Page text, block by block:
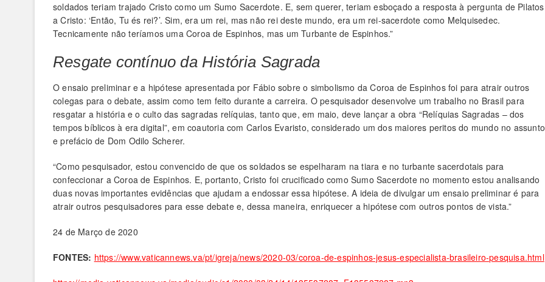
soldados teriam trajado Cristo como um Sumo Sacerdote. E, sem querer, teriam esboçado a resposta à pergunta de Pilatos
a Cristo: ‘Então, Tu és rei?’. Sim, era um rei, mas não rei deste mundo, era um rei-sacerdote como Melquisedec.
Tecnicamente não teríamos uma Coroa de Espinhos, mas um Turbante de Espinhos.”
Resgate contínuo da História Sagrada
O ensaio preliminar e a hipótese apresentada por Fábio sobre o simbolismo da Coroa de Espinhos foi para atrair outros
colegas para o debate, assim como tem feito durante a carreira. O pesquisador desenvolve um trabalho no Brasil para
resgatar a história e o culto das sagradas relíquias, tanto que, em maio, deve lançar a obra “Relíquias Sagradas – dos
tempos bíblicos à era digital”, em coautoria com Carlos Evaristo, considerado um dos maiores peritos do mundo no
e prefácio de Dom Odilo Scherer.
“Como pesquisador, estou convencido de que os soldados se espelharam na tiara e no turbante sacerdotais para
confeccionar a Coroa de Espinhos. E, portanto, Cristo foi crucificado como Sumo Sacerdote no momento estou analisando
duas novas importantes evidências que ajudam a endossar essa hipótese. A ideia de divulgar um ensaio preliminar é para
atrair outros pesquisadores para esse debate e, dessa maneira, enriquecer a hipótese com outros pontos de vista.”
24 de Março de 2020
FONTES: https://www.vaticannews.va/pt/igreja/news/2020-03/coroa-de-espinhos-jesus-especialista-brasileiro-pesquisa.html